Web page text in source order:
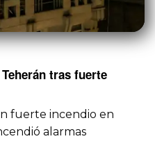
tras fuerte
fuerte incendio en
alarmas